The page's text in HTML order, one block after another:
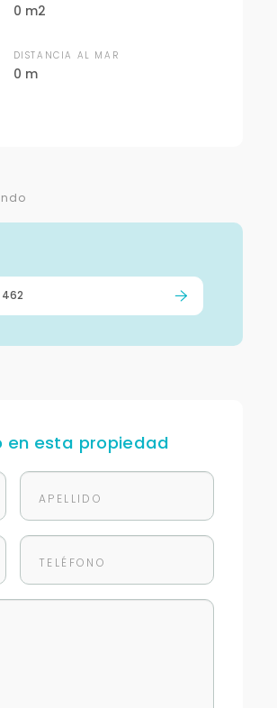
0 m2
DISTANCIA AL MAR
0 m
en esta propiedad